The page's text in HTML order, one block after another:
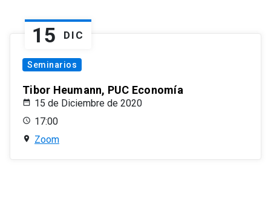
15 DIC
Seminarios
Tibor Heumann, PUC Economía
15 de Diciembre de 2020
17:00
Zoom